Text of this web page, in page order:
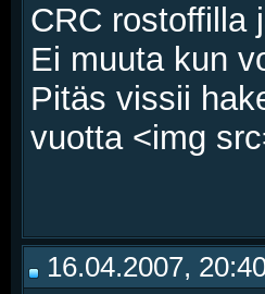
CRC rostoffilla
Ei muuta kun
Pitäs vissii
vuotta <img
16.04.2007,